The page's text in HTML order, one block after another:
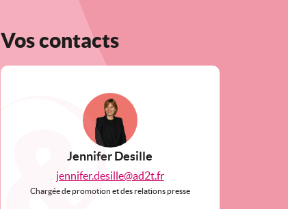
Vos contacts
Jennifer Desille
jennifer.desille@ad2t.fr
Chargée de promotion et des relations presse